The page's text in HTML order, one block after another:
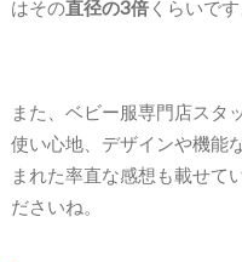
はその直径の3倍くらいです
また、ベビー服専門店スタ
使い心地、デザインや機能
まれた率直な感想も載せて
ださいね。